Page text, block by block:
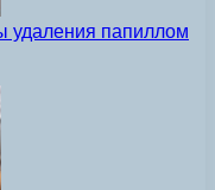
удаления папиллом